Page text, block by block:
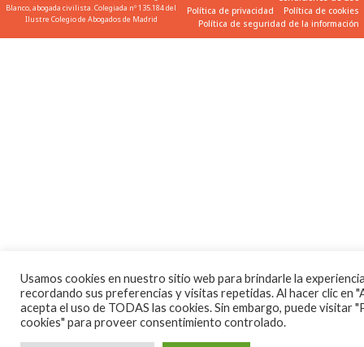
Blanco, abogada civilista. Colegiada nº 135.184 del
Ilustre Colegio de Abogados de Madrid
Política de privacidad
Política de cookies
Política de seguridad de la información
Usamos cookies en nuestro sitio web para brindarle la
recordando sus preferencias y visitas repetidas. Al hacer clic en
acepta el uso de TODAS las cookies. Sin embargo, puede visitar
cookies" para proveer consentimiento controlado.